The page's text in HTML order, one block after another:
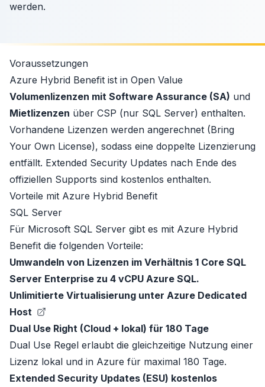
werden.
Voraussetzungen
Azure Hybrid Benefit ist in Open Value
Volumenlizenzen mit Software Assurance (SA) und
Mietlizenzen über CSP (nur SQL Server) enthalten.
Vorhandene Lizenzen werden angerechnet (Bring
Your Own License), sodass eine doppelte Lizenzierung
entfällt. Extended Security Updates nach Ende des
offiziellen Supports sind kostenlos enthalten.
Vorteile mit Azure Hybrid Benefit
SQL Server
Für Microsoft SQL Server gibt es mit Azure Hybrid
Benefit die folgenden Vorteile:
Umwandeln von Lizenzen im Verhältnis 1 Core SQL
Server Enterprise zu 4 vCPU Azure SQL.
Unlimitierte Virtualisierung unter Azure Dedicated
Host
Dual Use Right (Cloud + lokal) für 180 Tage
Dual Use Regel erlaubt die gleichzeitige Nutzung einer
Lizenz lokal und in Azure für maximal 180 Tage.
Extended Security Updates (ESU) kostenlos